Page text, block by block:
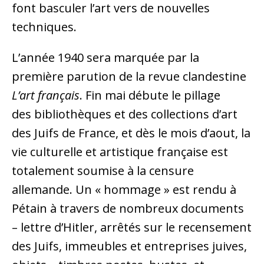
font basculer l’art vers de nouvelles
techniques.
L’année 1940 sera marquée par la
première parution de la revue clandestine
L’art français. Fin mai débute le pillage
des bibliothèques et des collections d’art
des Juifs de France, et dès le mois d’aout, la
vie culturelle et artistique française est
totalement soumise à la censure
allemande. Un « hommage » est rendu à
Pétain à travers de nombreux documents
– lettre d’Hitler, arrêtés sur le recensement
des Juifs, immeubles et entreprises juives,